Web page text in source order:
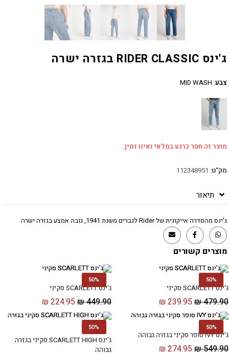
ג'ינס RIDER CLASSIC בגזרה ישרה
צבע:
MID WASH
מוצר זה חסר כרגע במלאי ואינו זמין.
מק"ט: 112348951
תיאור
ג'ינס מהסדרה אייקונית של Rider לגברים משנת 1941, גובה אמצע בגזרה ישרה
מוצרים קשורים
50%
ג'ינס SCARLETT סקיני
₪479.90
₪ 239.95
50%
ג'ינס SCARLETT סקיני
₪449.90
₪ 224.95
50%
ג'ינס IVY סופר סקיני בגזרה גבוהה
₪549.90
₪ 274.95
50%
ג'ינס SCARLETT HIGH סקיני בגזרה
גבוהה